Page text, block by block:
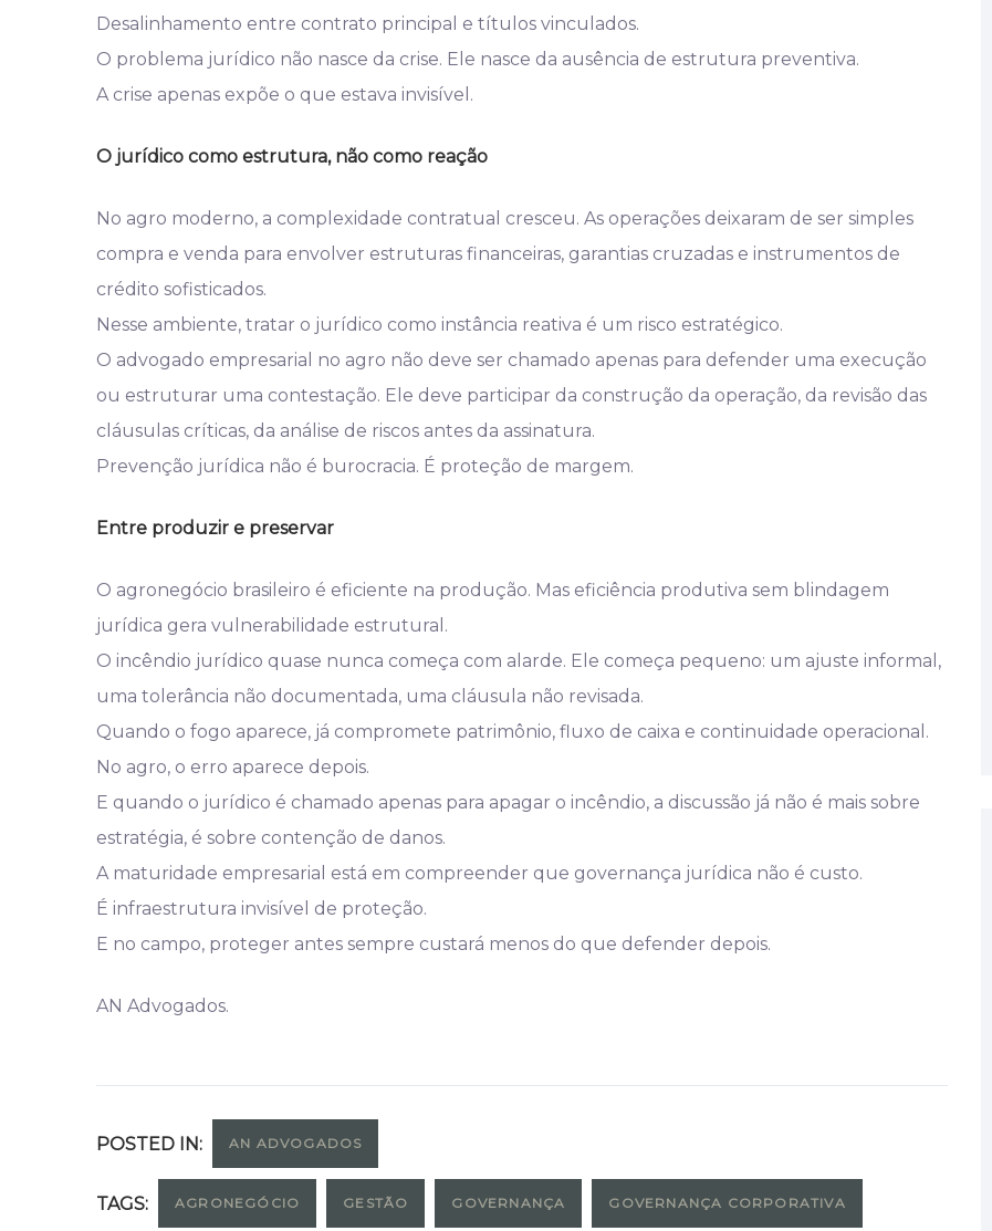
Desalinhamento entre contrato principal e títulos vinculados.
O problema jurídico não nasce da crise. Ele nasce da ausência de estrutura preventiva.
A crise apenas expõe o que estava invisível.
O jurídico como estrutura, não como reação
No agro moderno, a complexidade contratual cresceu. As operações deixaram de ser simples
compra e venda para envolver estruturas financeiras, garantias cruzadas e instrumentos de
crédito sofisticados.
Nesse ambiente, tratar o jurídico como instância reativa é um risco estratégico.
O advogado empresarial no agro não deve ser chamado apenas para defender uma execução
ou estruturar uma contestação. Ele deve participar da construção da operação, da revisão das
cláusulas críticas, da análise de riscos antes da assinatura.
Prevenção jurídica não é burocracia. É proteção de margem.
Entre produzir e preservar
O agronegócio brasileiro é eficiente na produção. Mas eficiência produtiva sem blindagem
jurídica gera vulnerabilidade estrutural.
O incêndio jurídico quase nunca começa com alarde. Ele começa pequeno: um ajuste informal,
uma tolerância não documentada, uma cláusula não revisada.
Quando o fogo aparece, já compromete patrimônio, fluxo de caixa e continuidade operacional.
No agro, o erro aparece depois.
E quando o jurídico é chamado apenas para apagar o incêndio, a discussão já não é mais sobre
estratégia, é sobre contenção de danos.
A maturidade empresarial está em compreender que governança jurídica não é custo.
É infraestrutura invisível de proteção.
E no campo, proteger antes sempre custará menos do que defender depois.
AN Advogados.
POSTED IN: AN ADVOGADOS
TAGS: AGRONEGÓCIO GESTÃO GOVERNANÇA GOVERNANÇA CORPORATIVA